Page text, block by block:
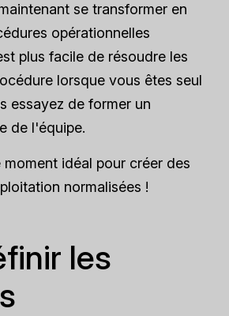
se transformer en
opérationnelles
plus facile de résoudre les
lorsque vous êtes seul
essayez de former un
de l'équipe.
idéal pour créer des
normalisées !
les